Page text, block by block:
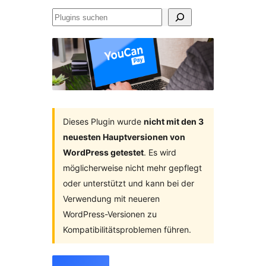
Plugins
Dieses Plugin wurde nicht mit den 3
neuesten Hauptversionen von
WordPress getestet. Es wird
möglicherweise nicht mehr gepflegt
oder unterstützt und kann bei der
Verwendung mit neueren
WordPress-Versionen zu
Kompatibilitätsproblemen führen.